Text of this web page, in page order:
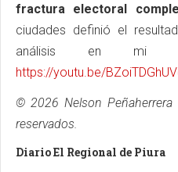
fractura electoral
ciudades definió el
análisis en mi
https://youtu.be/
© 2026 Nelson
reservados.
Diario El Regional de Piura